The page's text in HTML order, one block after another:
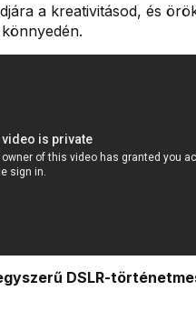
a kreativitásod, és
DSLR-